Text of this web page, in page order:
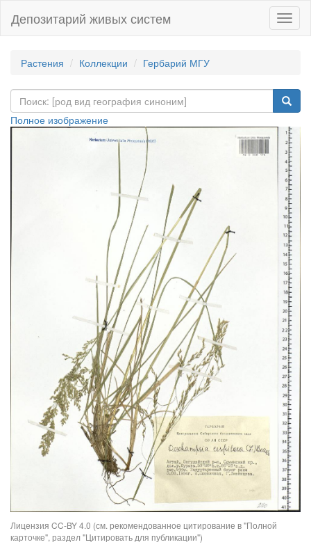
Депозитарий живых систем
Растения Коллекции Гербарий МГУ
Полное изображение
Лицензия CC-BY 4.0 (см. рекомендованное цитирование в "Полной
карточке", раздел "Цитировать для публикации")